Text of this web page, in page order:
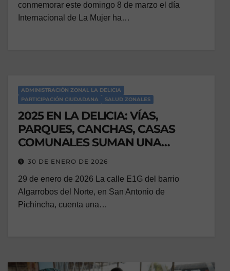
conmemorar este domingo 8 de marzo el día
Internacional de La Mujer ha…
ADMINISTRACIÓN ZONAL LA DELICIA
PARTICIPACIÓN CIUDADANA
SALUD ZONALES
2025 EN LA DELICIA: VÍAS,
PARQUES, CANCHAS, CASAS
COMUNALES SUMAN UNA
INVERSIÓN DE MÁS DE USD 3.6
MILLONES
30 DE ENERO DE 2026
29 de enero de 2026 La calle E1G del barrio
Algarrobos del Norte, en San Antonio de
Pichincha, cuenta una…